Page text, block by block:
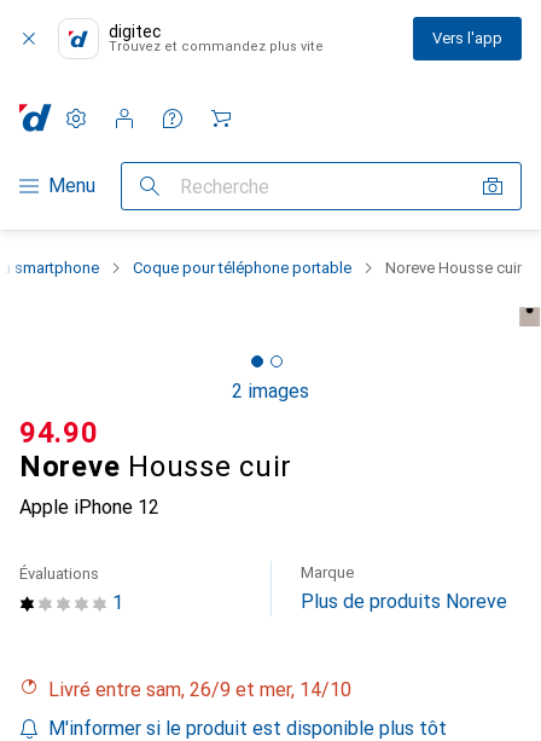
digitec
Trouvez et commandez plus vite Vers l'app
Navigation par catégorie
Menu Recherche
Paramètres
Compte client
Listes de comparaison
Listes d'envies
Panier
smartphone Coque pour téléphone portable Noreve Housse cuir
2 images
Noreve Housse cuir
Apple iPhone 12
CHF
94.90
1
Évaluations Marque
Plus de produits Noreve
Livré entre sam, 26/9 et mer, 14/10
M'informer si le produit est disponible plus tôt